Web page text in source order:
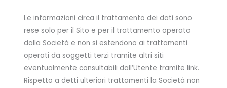
Le informazioni circa il trattamento dei dati sono
rese solo per il Sito e per il trattamento operato
dalla Società e non si estendono ai trattamenti
operati da soggetti terzi tramite altri siti
eventualmente consultabili dall’Utente tramite link.
Rispetto a detti ulteriori trattamenti la Società non